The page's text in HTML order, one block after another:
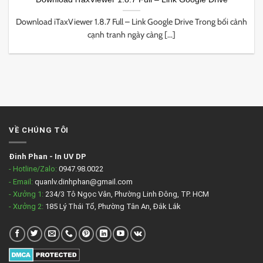
Download iTaxViewer 1.8.7 Full – Link Google Drive Trong bối cảnh
cạnh tranh ngày càng [...]
VỀ CHÚNG TÔI
Đinh Phan - In UV DP
- Hotline/Zalo: 0947.98.0022
- Email: quanlv.dinhphan@gmail.com
- Xưởng 1: 234/3 Tô Ngọc Vân, Phường Linh Đông, TP. HCM
- Xưởng 2: 185 Lý Thái Tổ, Phường Tân An, Đắk Lắk